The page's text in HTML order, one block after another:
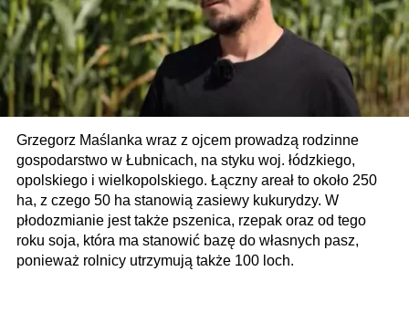
Grzegorz Maślanka wraz z ojcem prowadzą rodzinne
gospodarstwo w Łubnicach, na styku woj. łódzkiego,
opolskiego i wielkopolskiego. Łączny areał to około 250
ha, z czego 50 ha stanowią zasiewy kukurydzy. W
płodozmianie jest także pszenica, rzepak oraz od tego
roku soja, która ma stanowić bazę do własnych pasz,
ponieważ rolnicy utrzymują także 100 loch.